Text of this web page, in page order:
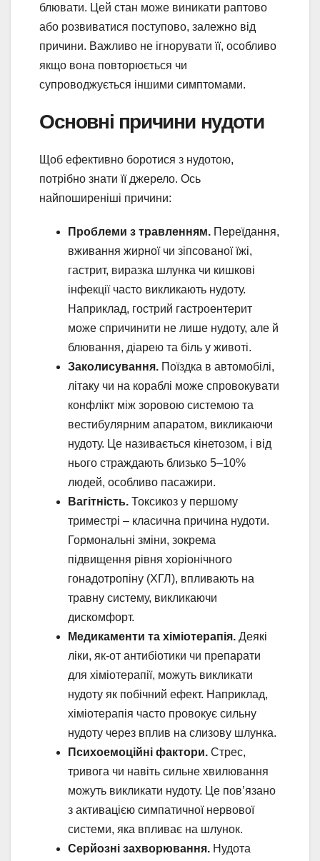
блювати. Цей стан може виникати раптово
або розвиватися поступово, залежно від
причини. Важливо не ігнорувати її, особливо
якщо вона повторюється чи
супроводжується іншими симптомами.
Основні причини нудоти
Щоб ефективно боротися з нудотою,
потрібно знати її джерело. Ось
найпоширеніші причини:
Проблеми з травленням. Переїдання,
вживання жирної чи зіпсованої їжі,
гастрит, виразка шлунка чи кишкові
інфекції часто викликають нудоту.
Наприклад, гострий гастроентерит
може спричинити не лише нудоту, але й
блювання, діарею та біль у животі.
Заколисування. Поїздка в автомобілі,
літаку чи на кораблі може спровокувати
конфлікт між зоровою системою та
вестибулярним апаратом, викликаючи
нудоту. Це називається кінетозом, і від
нього страждають близько 5–10%
людей, особливо пасажири.
Вагітність. Токсикоз у першому
триместрі – класична причина нудоти.
Гормональні зміни, зокрема
підвищення рівня хоріонічного
гонадотропіну (ХГЛ), впливають на
травну систему, викликаючи
дискомфорт.
Медикаменти та хіміотерапія. Деякі
ліки, як-от антибіотики чи препарати
для хіміотерапії, можуть викликати
нудоту як побічний ефект. Наприклад,
хіміотерапія часто провокує сильну
нудоту через вплив на слизову шлунка.
Психоемоційні фактори. Стрес,
тривога чи навіть сильне хвилювання
можуть викликати нудоту. Це пов’язано
з активацією симпатичної нервової
системи, яка впливає на шлунок.
Серйозні захворювання. Нудота